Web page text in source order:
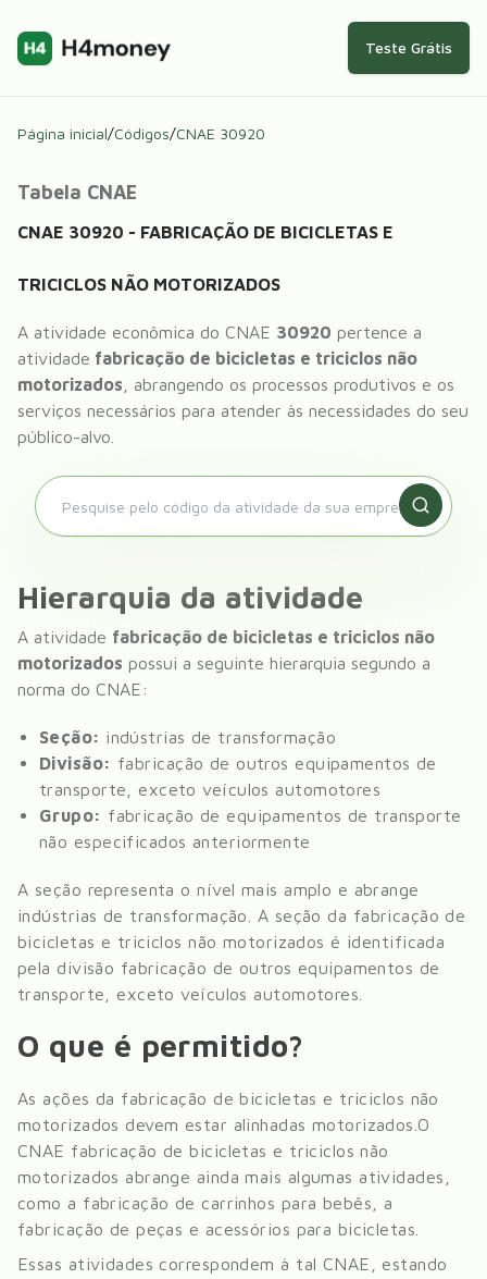
Teste Grátis
Página inicial/Códigos/CNAE 30920
Tabela CNAE
CNAE 30920 - FABRICAÇÃO DE BICICLETAS E
TRICICLOS NÃO MOTORIZADOS
A atividade econômica do CNAE 30920 pertence a
atividade fabricação de bicicletas e triciclos não
motorizados , abrangendo os processos produtivos e os
serviços necessários para atender às necessidades do seu
público-alvo.
Hierarquia da atividade
A atividade fabricação de bicicletas e triciclos não
motorizados possui a seguinte hierarquia segundo a
norma do CNAE:
Seção: indústrias de transformação
Divisão: fabricação de outros equipamentos de
transporte, exceto veículos automotores
Grupo: fabricação de equipamentos de transporte
não especificados anteriormente
A seção representa o nível mais amplo e abrange
indústrias de transformação
. A seção da fabricação de
bicicletas e triciclos não motorizados é identificada
pela divisão fabricação de outros equipamentos de
transporte, exceto veículos automotores
O que é permitido?
As ações da fabricação de bicicletas e triciclos não
motorizados devem estar alinhadas motorizados. O
CNAE fabricação de bicicletas e triciclos não
motorizados abrange ainda mais algumas atividades,
como a fabricação de carrinhos para bebês, a
fabricação de peças e acessórios para bicicletas
Essas atividades correspondem à tal CNAE, estando